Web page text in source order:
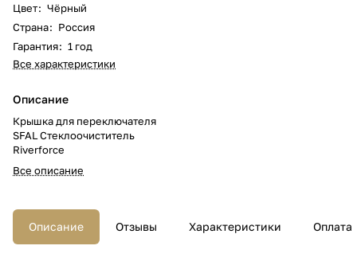
Цвет: Чёрный
Страна: Россия
Гарантия: 1 год
Все характеристики
Описание
Крышка для переключателя
SFAL Стеклоочиститель
Riverforce
Все описание
Описание Отзывы Характеристики Оплата